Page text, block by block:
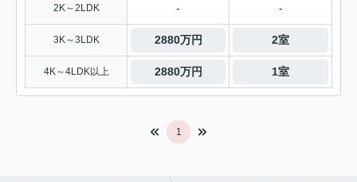
2K～2LDK - -
3K～3LDK 2880万円 2室
4K～4LDK以上 2880万円 1室
1